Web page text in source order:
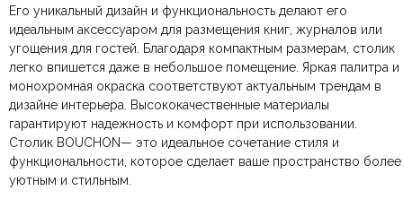
Его уникальный дизайн и функциональность делают его
идеальным аксессуаром для размещения книг, журналов или
угощения для гостей. Благодаря компактным размерам, столик
легко впишется даже в небольшое помещение. Яркая палитра и
монохромная окраска соответствуют актуальным трендам в
дизайне интерьера. Высококачественные материалы
гарантируют надежность и комфорт при использовании.
Столик BOUCHON— это идеальное сочетание стиля и
функциональности, которое сделает ваше пространство более
уютным и стильным.
Комната
Балкон-лоджия,
Гардеробная, Гостиная,
Офис, Спальня
Материал Регенерированная кожа
Размеры ШxГxВ
400x400x430 мм.,
450x450x510 мм.
Тип продажи В наличии
По всей России: отправляем через транспортную
компаниюСДЭК. Срок доставки — до 7 дней.
По Москве и Санкт-Петербургу:быстрая
Яндекс.Доставка— доставка в день заказа.
Оплата в салоне-магазине— наличными или картой
при самовывозе.
Безналичная оплата по счёту— для юридических и
физических лиц.
Онлайн оплата картой— быстрая и безопасная через
сайт.
Ваша общая оценка
Заголовок вашего отзыва